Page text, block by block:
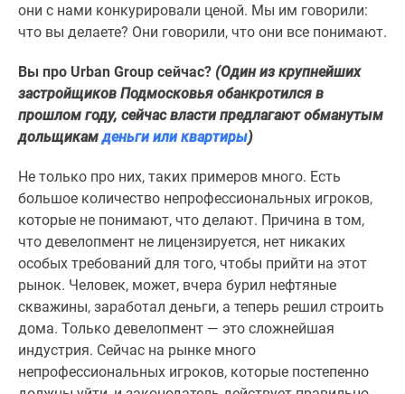
они с нами конкурировали ценой. Мы им говорили:
что вы делаете? Они говорили, что они все понимают.
Вы про Urban Group сейчас? (Один из крупнейших
застройщиков Подмосковья обанкротился в
прошлом году, сейчас власти предлагают обманутым
дольщикамденьги или квартиры)
Не только про них, таких примеров много. Есть
большое количество непрофессиональных игроков,
которые не понимают, что делают. Причина в том,
что девелопмент не лицензируется, нет никаких
особых требований для того, чтобы прийти на этот
рынок. Человек, может, вчера бурил нефтяные
скважины, заработал деньги, а теперь решил строить
дома. Только девелопмент — это сложнейшая
индустрия. Сейчас на рынке много
непрофессиональных игроков, которые постепенно